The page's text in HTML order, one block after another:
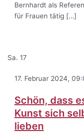
Bernhardt als
für Frauen tätig […]
Sa.17
17. Februar 2024,
Schön, dass
Kunst sich
lieben